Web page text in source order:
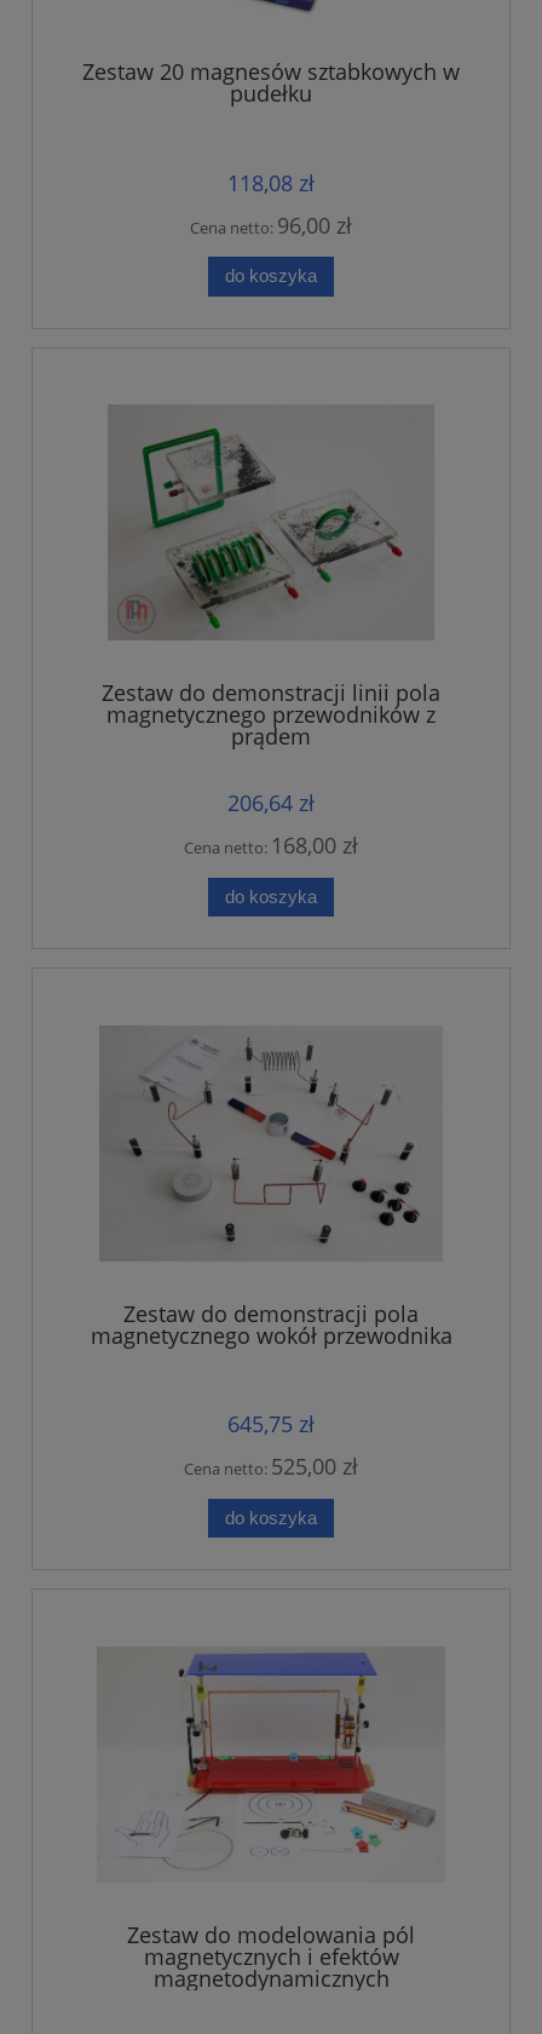
Zestaw 20 magnesów sztabkowych w
pudełku
118,08 zł
Cena netto: 96,00 zł
do koszyka
Zestaw do demonstracji linii pola
magnetycznego przewodników z
prądem
206,64 zł
Cena netto: 168,00 zł
do koszyka
Zestaw do demonstracji pola
magnetycznego wokół przewodnika
645,75 zł
Cena netto: 525,00 zł
do koszyka
Zestaw do modelowania pól
magnetycznych i efektów
magnetodynamicznych